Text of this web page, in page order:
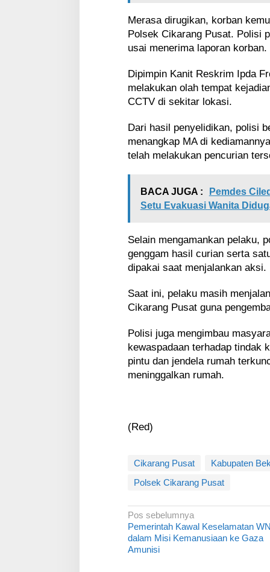
Merasa dirugikan, korban
Polsek Cikarang Pusat. Polisi
usai menerima laporan korban.
Dipimpin Kanit Reskrim Ipda
melakukan olah tempat
CCTV di sekitar lokasi.
Dari hasil penyelidikan, polisi
menangkap MA di
telah melakukan pencurian
BACA JUGA :
Pemdes
Setu Evakuasi Wanita
Selain mengamankan pelaku,
genggam hasil curian serta
dipakai saat menjalankan aksi.
Saat ini, pelaku masih
Cikarang Pusat guna
Polisi juga mengimbau
kewaspadaan terhadap tindak
pintu dan jendela rumah
meninggalkan rumah.
(Red)
Cikarang Pusat Kabupaten
Polsek Cikarang Pusat
N
a
v
Pos sebelumnya
Pemerintah Kawal Keselamatan
dalam Misi Kemanusiaan ke Gaza
Amunisi